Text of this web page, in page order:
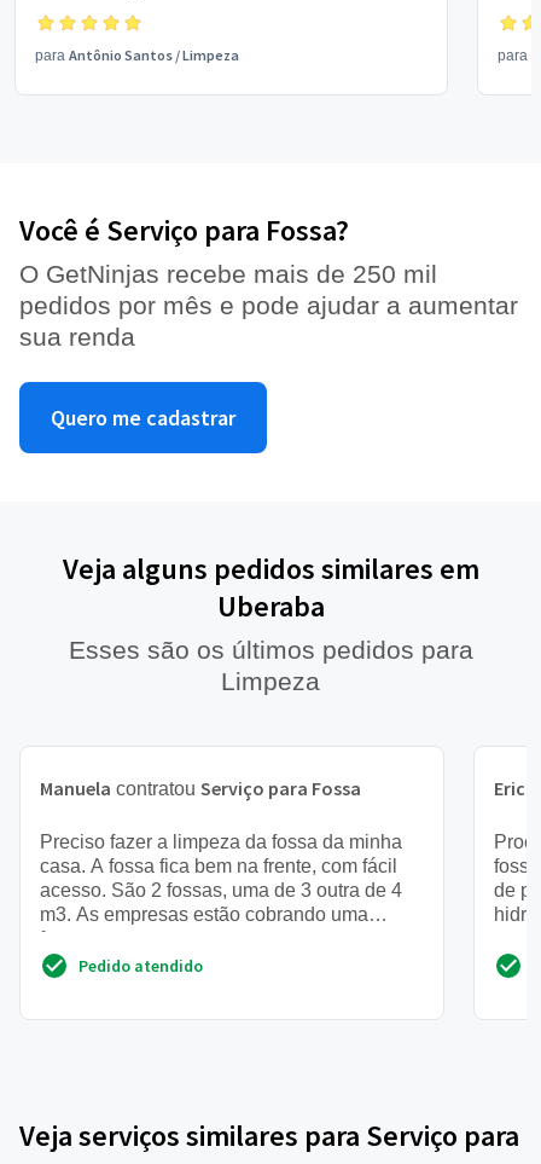
para Antônio Santos /Limpeza para
Você é Serviço para Fossa?
O GetNinjas recebe mais de 250 mil
pedidos por mês e pode ajudar a aumentar
sua renda
Quero me cadastrar
Veja alguns pedidos similares em
Uberaba
Esses são os últimos pedidos para
Limpeza
Manuela contratou Serviço para Fossa
Preciso fazer a limpeza da fossa da minha
casa. A fossa fica bem na frente, com fácil
acesso. São 2 fossas, uma de 3 outra de 4
m3. As empresas estão cobrando uma
fortuna, quero pagar um ...
Pedido atendido
Erick
de
Veja serviços similares para Serviço para